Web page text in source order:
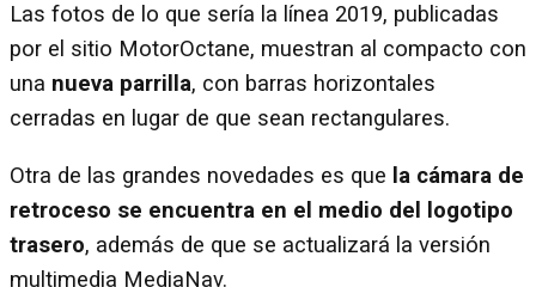
Las fotos de lo que sería la línea 2019, publicadas
por el sitio MotorOctane, muestran al compacto con
una nueva parrilla, con barras horizontales
cerradas en lugar de que sean rectangulares.
Otra de las grandes novedades es que la cámara de
retroceso se encuentra en el medio del logotipo
trasero, además de que se actualizará la versión
multimedia MediaNav.